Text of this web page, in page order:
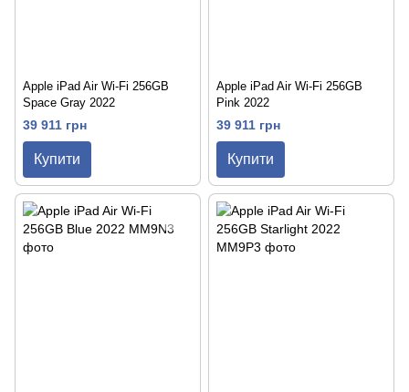
Apple iPad Air Wi-Fi 256GB
Space Gray 2022
39 911 грн
Купити
Apple iPad Air Wi-Fi 256GB
Pink 2022
39 911 грн
Купити